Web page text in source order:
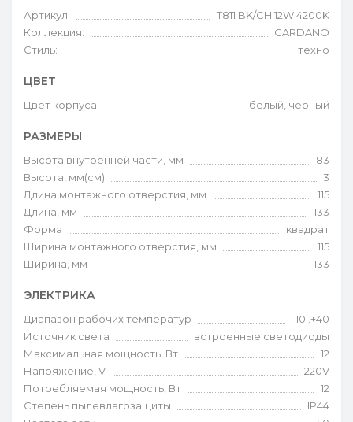
Артикул:
T811 BK/CH 12W 4200K
Коллекция:
CARDANO
Стиль:
техно
ЦВЕТ
Цвет корпуса белый, черный
РАЗМЕРЫ
Высота внутренней части, мм
83
Высота, мм(см)
3
Длина монтажного отверстия, мм
115
Длина, мм
133
Форма
квадрат
Ширина монтажного отверстия, мм
115
Ширина, мм
133
ЭЛЕКТРИКА
Диапазон рабочих температур
-10..+40
Источник света
встроенные светодиоды
Максимальная мощность, Вт
12
Напряжение, V
220V
Потребляемая мощность, Вт
12
Степень пылевлагозащиты
IP44